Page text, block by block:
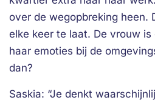
over de wegopbreking heen.
elke keer te laat. De vrouw
haar emoties bij de
dan?
Saskia: “Je denkt